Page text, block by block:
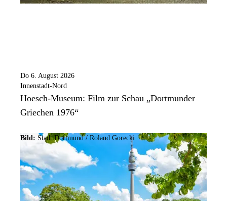
Do 6. August 2026
Innenstadt-Nord
Hoesch-Museum: Film zur Schau „Dortmunder
Griechen 1976“
Bild: Stadt Dortmund / Roland Gorecki